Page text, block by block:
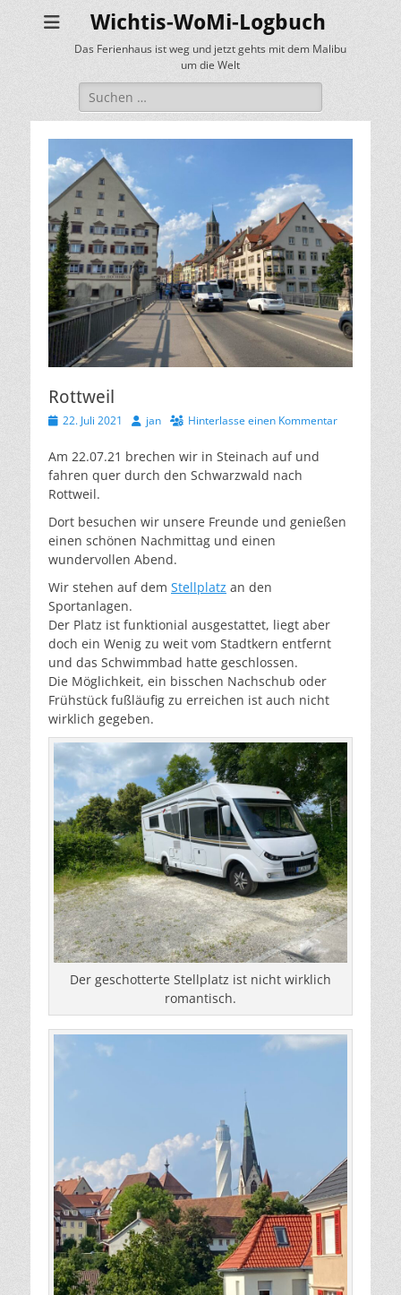
Wichtis-WoMi-Logbuch
Das Ferienhaus ist weg und jetzt gehts mit dem Malibu
um die Welt
Suche
nach:
Rottweil
Veröffentlicht
22. Juli 2021 Autor
jan Hinterlasse einen Kommentar
Am 22.07.21 brechen wir in Steinach auf und
fahren quer durch den Schwarzwald nach
Rottweil.
Dort besuchen wir unsere Freunde und genießen
einen schönen Nachmittag und einen
wundervollen Abend.
Wir stehen auf dem Stellplatz an den
Sportanlagen.
Der Platz ist funktionial ausgestattet, liegt aber
doch ein Wenig zu weit vom Stadtkern entfernt
und das Schwimmbad hatte geschlossen.
Die Möglichkeit, ein bisschen Nachschub oder
Frühstück fußläufig zu erreichen ist auch nicht
wirklich gegeben.
Der geschotterte Stellplatz ist nicht wirklich
romantisch.